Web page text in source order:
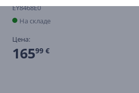
EY8468E0
На складе
Цена:
16599 €